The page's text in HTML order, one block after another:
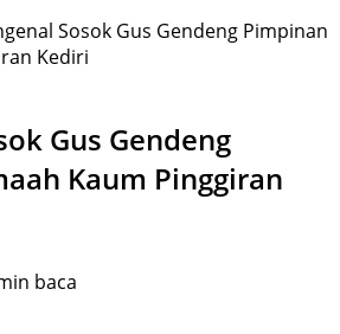
Sosok Gus Gendeng Pimpinan
Kediri
Gus Gendeng
Kaum Pinggiran
baca